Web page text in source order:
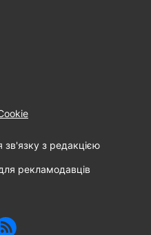
з редакцією
рекламодавців